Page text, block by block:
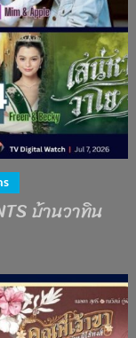
ร
บ้านวาทิน